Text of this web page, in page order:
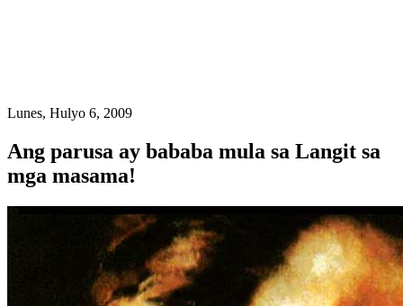
Lunes, Hulyo 6, 2009
Ang parusa ay bababa mula sa Langit sa
mga masama!